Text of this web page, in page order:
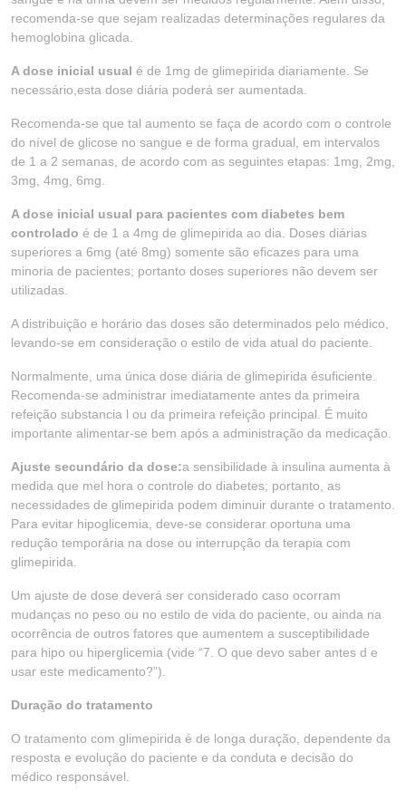
recomenda-se que sejam realizadas determinações regulares da
hemoglobina glicada.
A dose inicial usual é de 1mg de glimepirida diariamente. Se
necessário,esta dose diária poderá ser aumentada.
Recomenda-se que tal aumento se faça de acordo com o controle
do nível de glicose no sangue e de forma gradual, em intervalos
de 1 a 2 semanas, de acordo com as seguintes etapas: 1mg, 2mg,
3mg, 4mg, 6mg.
A dose inicial usual para pacientes com diabetes bem
controlado é de 1 a 4mg de glimepirida ao dia. Doses diárias
superiores a 6mg (até 8mg) somente são eficazes para uma
minoria de pacientes; portanto doses superiores não devem ser
utilizadas.
A distribuição e horário das doses são determinados pelo médico,
levando-se em consideração o estilo de vida atual do paciente.
Normalmente, uma única dose diária de glimepirida ésuficiente.
Recomenda-se administrar imediatamente antes da primeira
refeição substancia l ou da primeira refeição principal. É muito
importante alimentar-se bem após a administração da medicação.
Ajuste secundário da dose:a sensibilidade à insulina aumenta à
medida que mel hora o controle do diabetes; portanto, as
necessidades de glimepirida podem diminuir durante o tratamento.
Para evitar hipoglicemia, deve-se considerar oportuna uma
redução temporária na dose ou interrupção da terapia com
glimepirida.
Um ajuste de dose deverá ser considerado caso ocorram
mudanças no peso ou no estilo de vida do paciente, ou ainda na
ocorrência de outros fatores que aumentem a susceptibilidade
para hipo ou hiperglicemia (vide “7. O que devo saber antes d e
usar este medicamento?”).
Duração do tratamento
O tratamento com glimepirida é de longa duração, dependente da
resposta e evolução do paciente e da conduta e decisão do
médico responsável.